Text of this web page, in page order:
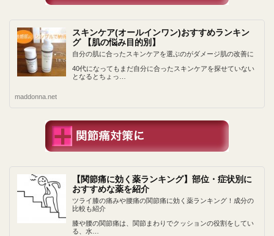
スキンケア(オールインワン)おすすめランキン
グ 【肌の悩み目的別】
自分の肌に合ったスキンケアを選ぶのがダメージ肌の改善に
40代になってもまだ自分に合ったスキンケアを探せていない
となるとちょっ…
maddonna.net
【関節痛に効く薬ランキング】部位・症状別に
おすすめな薬を紹介
ツライ膝の痛みや腰痛の関節痛に効く薬ランキング！成分の
比較も紹介
膝や腰の関節痛は、関節まわりでクッションの役割をしてい
る、水…